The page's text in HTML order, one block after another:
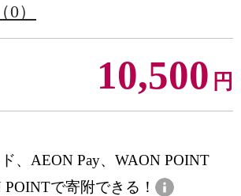
（0）
10,500 円
、AEON Pay、WAON POINT
で寄附できる！